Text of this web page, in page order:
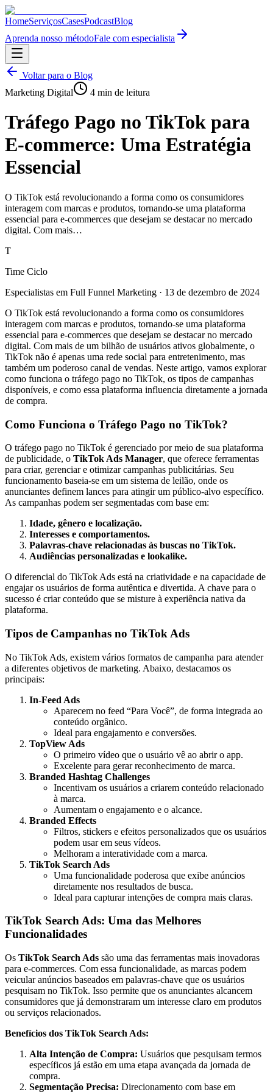
HomeServiçosCasesPodcastBlog
Aprenda nosso métodoFale com especialista
Voltar para o Blog
Marketing Digital
4 min de leitura
Tráfego Pago no TikTok para
E-commerce: Uma Estratégia
Essencial
O TikTok está revolucionando a forma como os consumidores
interagem com marcas e produtos, tornando-se uma plataforma
essencial para e-commerces que desejam se destacar no mercado
digital. Com mais…
T
Time Ciclo
Especialistas em Full Funnel Marketing · 13 de dezembro de 2024
O TikTok está revolucionando a forma como os consumidores
interagem com marcas e produtos, tornando-se uma plataforma
essencial para e-commerces que desejam se destacar no mercado
digital. Com mais de um bilhão de usuários ativos globalmente, o
TikTok não é apenas uma rede social para entretenimento, mas
também um poderoso canal de vendas. Neste artigo, vamos explorar
como funciona o tráfego pago no TikTok, os tipos de campanhas
disponíveis, e como essa plataforma influencia diretamente a jornada
de compra.
Como Funciona o Tráfego Pago no TikTok?
O tráfego pago no TikTok é gerenciado por meio de sua plataforma
de publicidade, o TikTok Ads Manager, que oferece ferramentas
para criar, gerenciar e otimizar campanhas publicitárias. Seu
funcionamento baseia-se em um sistema de leilão, onde os
anunciantes definem lances para atingir um público-alvo específico.
As campanhas podem ser segmentadas com base em:
Idade, gênero e localização.
Interesses e comportamentos.
Palavras-chave relacionadas às buscas no TikTok.
Audiências personalizadas e lookalike.
O diferencial do TikTok Ads está na criatividade e na capacidade de
engajar os usuários de forma autêntica e divertida. A chave para o
sucesso é criar conteúdo que se misture à experiência nativa da
plataforma.
Tipos de Campanhas no TikTok Ads
No TikTok Ads, existem vários formatos de campanha para atender
a diferentes objetivos de marketing. Abaixo, destacamos os
principais:
In-Feed Ads
Aparecem no feed “Para Você”, de forma integrada ao
conteúdo orgânico.
Ideal para engajamento e conversões.
TopView Ads
O primeiro vídeo que o usuário vê ao abrir o app.
Excelente para gerar reconhecimento de marca.
Branded Hashtag Challenges
Incentivam os usuários a criarem conteúdo relacionado
à marca.
Aumentam o engajamento e o alcance.
Branded Effects
Filtros, stickers e efeitos personalizados que os usuários
podem usar em seus vídeos.
Melhoram a interatividade com a marca.
TikTok Search Ads
Uma funcionalidade poderosa que exibe anúncios
diretamente nos resultados de busca.
Ideal para capturar intenções de compra mais claras.
TikTok Search Ads: Uma das Melhores
Funcionalidades
Os TikTok Search Ads são uma das ferramentas mais inovadoras
para e-commerces. Com essa funcionalidade, as marcas podem
veicular anúncios baseados em palavras-chave que os usuários
pesquisam no TikTok. Isso permite que os anunciantes alcancem
consumidores que já demonstraram um interesse claro em produtos
ou serviços relacionados.
Benefícios dos TikTok Search Ads:
Alta Intenção de Compra: Usuários que pesquisam termos
específicos já estão em uma etapa avançada da jornada de
compra.
Segmentação Precisa: Direcionamento com base em